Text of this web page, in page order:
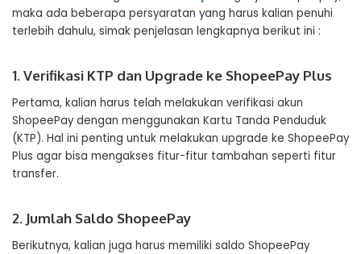
maka ada beberapa persyaratan yang harus kalian penuhi
terlebih dahulu, simak penjelasan lengkapnya berikut ini :
1. Verifikasi KTP dan Upgrade ke ShopeePay Plus
Pertama, kalian harus telah melakukan verifikasi akun
ShopeePay dengan menggunakan Kartu Tanda Penduduk
(KTP). Hal ini penting untuk melakukan upgrade ke ShopeePay
Plus agar bisa mengakses fitur-fitur tambahan seperti fitur
transfer.
2. Jumlah Saldo ShopeePay
Berikutnya, kalian juga harus memiliki saldo ShopeePay